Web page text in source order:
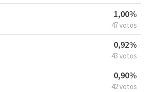
1,00%
47 votos
0,92%
43 votos
0,90%
42 votos